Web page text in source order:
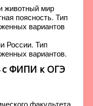
животный мир
поясность. Тип
вариантов
России. Тип
вариантов.
с ФИПИ к ОГЭ
факультета